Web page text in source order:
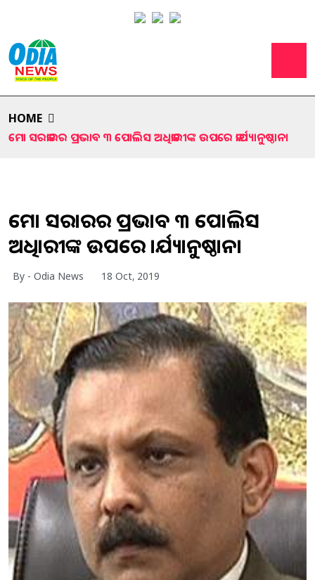
HOME
ମୋ ସରକାରର ପ୍ରଭାବ ୩ ପୋଲିସ ଅଧିକାରୀଙ୍କ ଉପରେ କାର୍ଯ୍ୟାନୁଷ୍ଠାନ।
ମୋ ସରକାରର ପ୍ରଭାବ ୩ ପୋଲିସ
ଅଧିକାରୀଙ୍କ ଉପରେ କାର୍ଯ୍ୟାନୁଷ୍ଠାନ।
By - Odia News 18 Oct, 2019